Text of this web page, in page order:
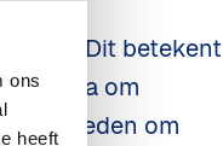
ons
heeft
Dit betekent
om
te bieden om